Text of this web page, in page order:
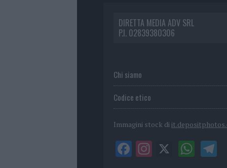
DIRETTA MEDIA ADV SRL
P.I. 02839380306
Chi siamo
Codice etico
Immagini stock di